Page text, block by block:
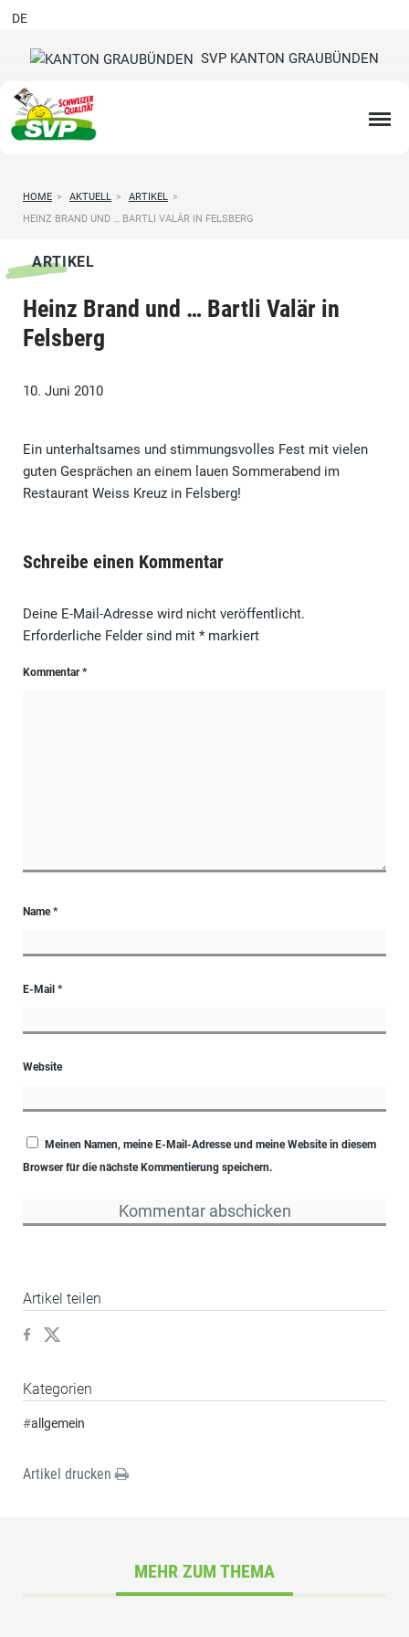
SVP KANTON GRAUBÜNDEN
DE
HOME > AKTUELL > ARTIKEL >
HEINZ BRAND UND … BARTLI VALÄR IN FELSBERG
ARTIKEL
Heinz Brand und … Bartli Valär in
Felsberg
10. Juni 2010
Ein unterhaltsames und stimmungsvolles Fest mit vielen
guten Gesprächen an einem lauen Sommerabend im
Restaurant Weiss Kreuz in Felsberg!
Schreibe einen Kommentar
Deine E-Mail-Adresse wird nicht veröffentlicht.
Erforderliche Felder sind mit *markiert
Kommentar*
Name*
E-Mail *
Website
Meinen Namen, meine E-Mail-Adresse und meine Website in diesem
Browser für die nächste Kommentierung speichern.
Artikel teilen
Kategorien
#allgemein
Artikel drucken
MEHR ZUM THEMA